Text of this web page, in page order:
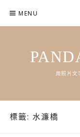
content
MENU
用照片文
標籤: 水濂橋